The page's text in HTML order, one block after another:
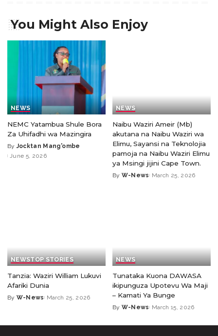
You Might Also Enjoy
NEWS
NEMC Yatambua Shule Bora
Za Uhifadhi wa Mazingira
By Jocktan Mang'ombe
June 5, 2026
NEWS
Naibu Waziri Ameir (Mb)
akutana na Naibu Waziri wa
Elimu, Sayansi na Teknolojia
pamoja na Naibu Waziri Elimu
ya Msingi jijini Cape Town.
By W-News March 25, 2026
NEWSTOP STORIES
Tanzia: Waziri William Lukuvi
Afariki Dunia
By W-News March 25, 2026
NEWS
Tunataka Kuona DAWASA
ikipunguza Upotevu Wa Maji
– Kamati Ya Bunge
By W-News March 15, 2026